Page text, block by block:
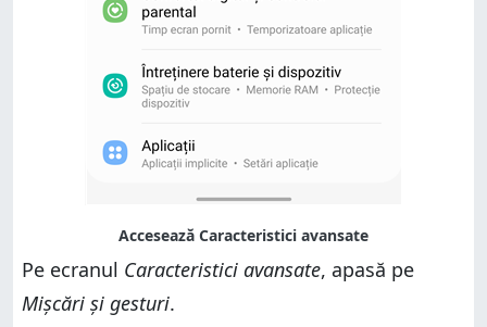
Pe ecranul Caracteristici avansate, apasă pe
Mișcări și gesturi.